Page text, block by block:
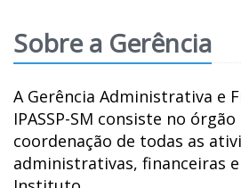
Sobre a Gerência
A Gerência Administrativa e
IPASSP-SM consiste no
coordenação de todas as
administrativas, financeiras